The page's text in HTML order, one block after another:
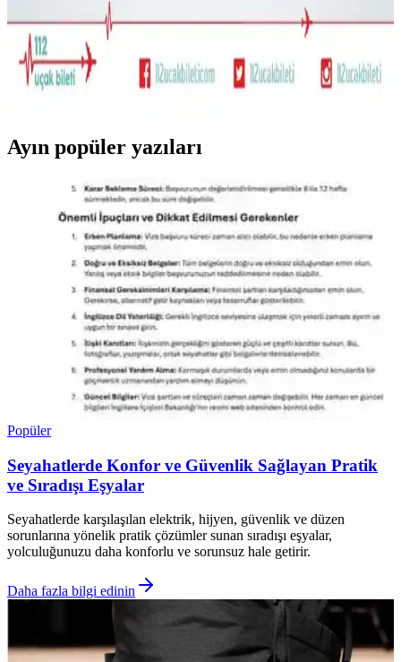
22.5L ve Kişisel Eşya ile Seyahat veya Tek 30L Sırt
Çantası Tercihi: Hava Yolu Kısıtlamaları ve Konfor
Seyahatlerde 22.5L sırt çantası ve kişisel eşya kombinasyonu ile tek
28-30L sırt çantası arasındaki avantajlar, hava yolu kısıtlamaları ve
taşıma konforu açısından karşılaştırılıyor.
Ayın popüler yazıları
Popüler
Seyahatlerde Konfor ve Güvenlik Sağlayan Pratik
ve Sıradışı Eşyalar
Seyahatlerde karşılaşılan elektrik, hijyen, güvenlik ve düzen
sorunlarına yönelik pratik çözümler sunan sıradışı eşyalar,
yolculuğunuzu daha konforlu ve sorunsuz hale getirir.
Daha fazla bilgi edinin